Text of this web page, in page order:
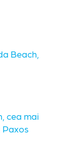
Beach,
cea mai
Paxos